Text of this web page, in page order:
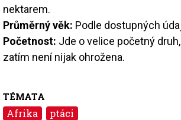
nektarem.
Průměrný věk: Podle dostupných
Početnost: Jde o velice početný
zatím není nijak ohrožena.
TÉMATA
Afrika ptáci